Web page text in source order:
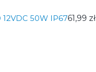
50W IP6761,99 zł